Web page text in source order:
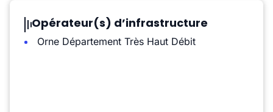
Opérateur(s) d’infrastructure
Orne Département Très Haut Débit